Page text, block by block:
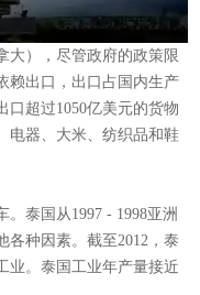
大），尽管政府的政策限
赖出口，出口占国内生产
口超过1050亿美元的货物
电器、大米、纺织品和鞋
泰国从1997 - 1998亚洲
各种因素。截至2012，泰
业。泰国工业年产量接近